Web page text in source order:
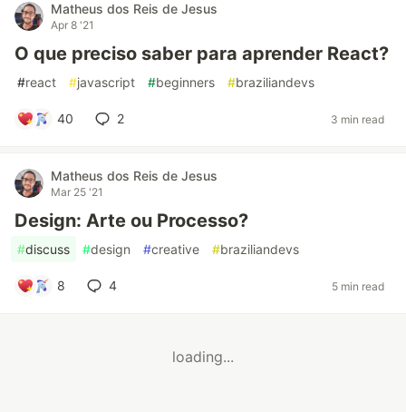
Matheus dos Reis de Jesus
Apr 8 '21
O que preciso saber para aprender React?
#react #javascript #beginners #braziliandevs
40 2 3 min read
Matheus dos Reis de Jesus
Mar 25 '21
Design: Arte ou Processo?
#discuss #design #creative #braziliandevs
8 4 5 min read
loading...